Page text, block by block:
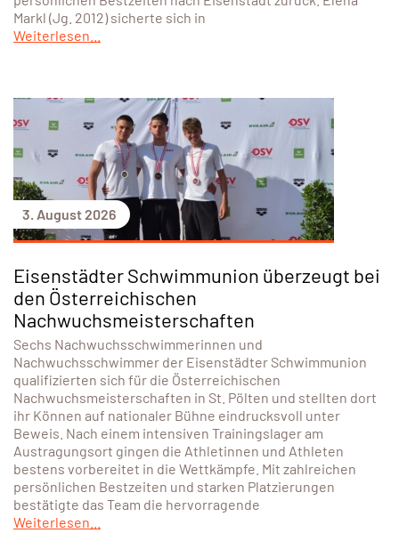
3. August 2026
Erfolgreicher Saisonabschluss für den
USCE bei den Österreichischen
Meisterschaften in St. Pölten
Von 30. Juli bis 2. August 2026 fanden in St. Pölten die
statt. Der Union Schwimmclub Eisenstadt war mit Elena
Markl und Michael Mitring vertreten. Beide zeigten zum
Saisonabschluss starke Leistungen und kehrten mit zwei
persönlichen Bestzeiten nach Eisenstadt zurück. Elena
Markl (Jg. 2012) sicherte sich in
Weiterlesen...